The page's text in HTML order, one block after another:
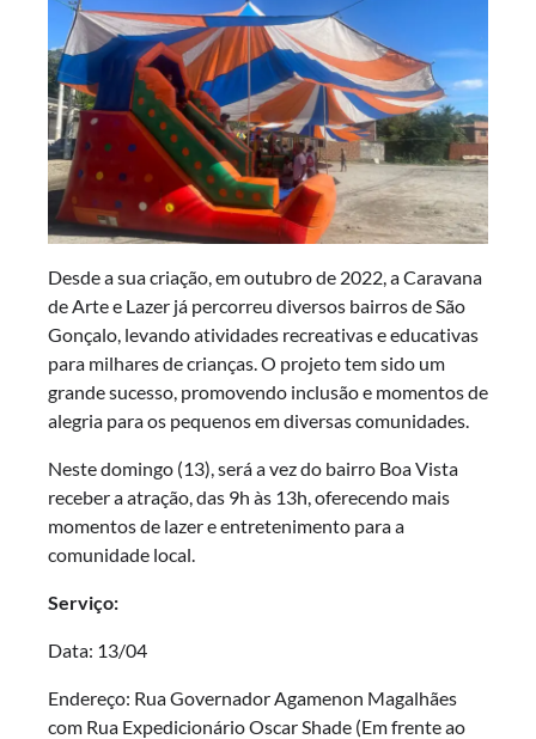
Desde a sua criação, em outubro de 2022, a Caravana
de Arte e Lazer já percorreu diversos bairros de São
Gonçalo, levando atividades recreativas e educativas
para milhares de crianças. O projeto tem sido um
grande sucesso, promovendo inclusão e momentos de
alegria para os pequenos em diversas comunidades.
Neste domingo (13), será a vez do bairro Boa Vista
receber a atração, das 9h às 13h, oferecendo mais
momentos de lazer e entretenimento para a
comunidade local.
Serviço:
Data: 13/04
Endereço: Rua Governador Agamenon Magalhães
com Rua Expedicionário Oscar Shade (Em frente ao